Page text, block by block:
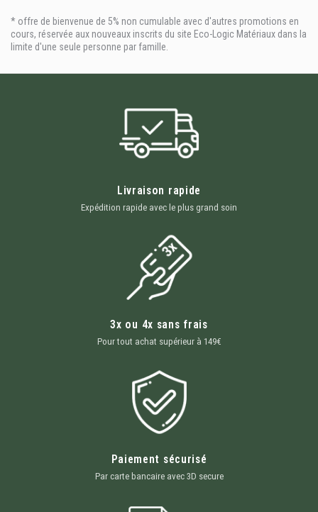
* offre de bienvenue de 5% non cumulable avec d'autres promotions en
cours, réservée aux nouveaux inscrits du site Eco-Logic Matériaux dans la
limite d'une seule personne par famille.
Livraison rapide
Expédition rapide avec le plus grand soin
3x ou 4x sans frais
Pour tout achat supérieur à 149€
Paiement sécurisé
Par carte bancaire avec 3D secure